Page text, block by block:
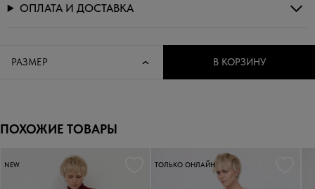
ОПЛАТА И ДОСТАВКА
РАЗМЕР В КОРЗИНУ
ПОХОЖИЕ ТОВАРЫ
NEW ТОЛЬКО ОНЛАЙН